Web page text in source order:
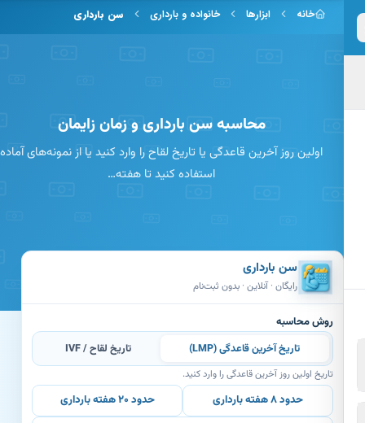
به محتوای اصلی
خانه ابزارها خانواده و بارداری سن بارداری
محاسبه سن بارداری و زمان زایمان
اولین روز آخرین قاعدگی یا تاریخ لقاح را وارد کنید یا از نمونه‌های آماده
استفاده کنید تا هفته…
سن بارداری
رایگان · آنلاین · بدون ثبت‌نام
روش محاسبه
تاریخ آخرین قاعدگی (LMP)
تاریخ لقاح / IVF
تاریخ اولین روز آخرین قاعدگی را وارد کنید.
حدود ۸ هفته بارداری
حدود ۲۰ هفته بارداری